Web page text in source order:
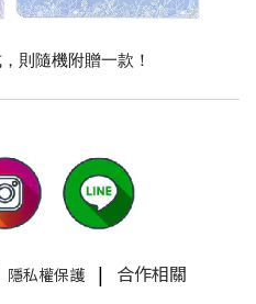
則隨機附贈一款！
隱私權保護| 合作相關